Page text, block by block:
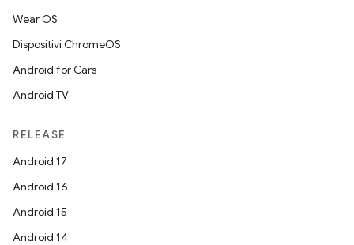
Wear OS
Dispositivi ChromeOS
Android for Cars
Android TV
RELEASE
Android 17
Android 16
Android 15
Android 14